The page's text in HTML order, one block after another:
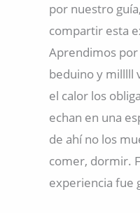
por nuestro
compartir esta
Aprendimos
beduino y milllll
el calor los
echan en una
de ahí no los
comer, dormir.
experiencia fue